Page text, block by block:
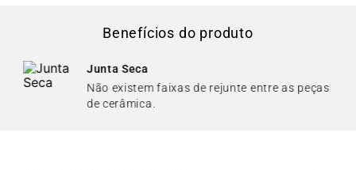
Benefícios do produto
Junta Seca
Não existem faixas de rejunte entre as peças
de cerâmica.